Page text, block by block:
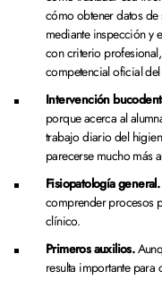
cómo obtener datos
mediante inspección y
con criterio
competencial oficial del
Intervención
porque acerca al
trabajo diario del
parecerse mucho más
Fisiopatología general.
comprender procesos
clínico.
Primeros auxilios.
resulta importante